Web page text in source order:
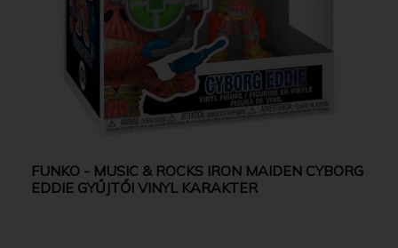
FUNKO - MUSIC & ROCKS IRON MAIDEN CYBORG
EDDIE GYŰJTŐI VINYL KARAKTER